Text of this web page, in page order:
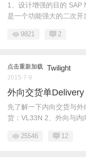
1、设计增强的目的 SAP
是一个功能强大的二次开
9821 2
点击重新加载 Twilight
2015-7-9
外向交货单
先了解一下内向交货与
货：VL33N 2、外向与内
25546 12